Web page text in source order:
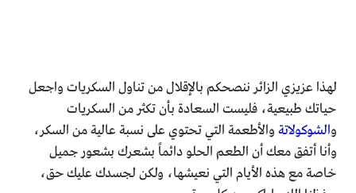
لهذا عزيزي الزائر ننصحكم بالإقلال من تناول السكريات واجعل
حياتك طبيعية، فليست السعادة بأن تكثر من السكريات
والشوكولاتة والأطعمة التي تحتوي على نسبة عالية من السكر،
وأنا أتفق معك أن الطعم الحلو دائماً بشعرك بشعور جميل
خاصة مع هذه الأيام التي نعيشها، ولكن لجسدك عليك حق،